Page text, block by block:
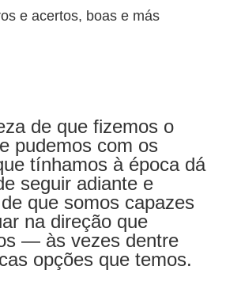
e acertos, boas e más
de que fizemos o
pudemos com os
tínhamos à época dá
seguir adiante e
que somos capazes
na direção que
— às vezes dentre
opções que temos.